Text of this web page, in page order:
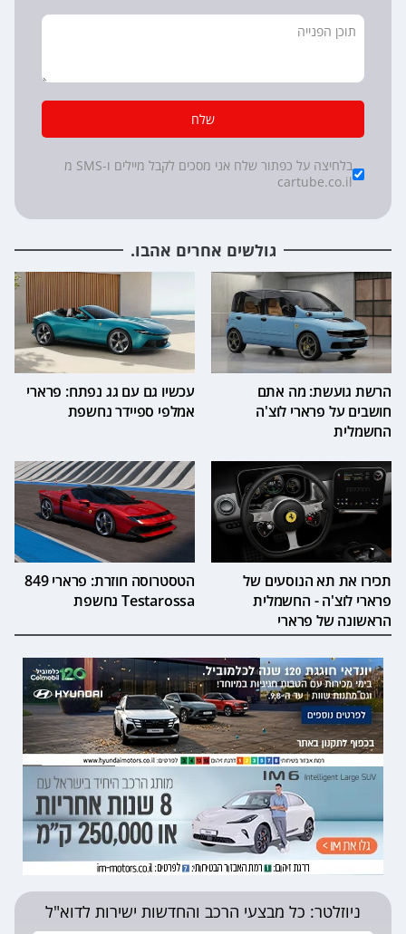
שלח
Checkboxes
*
בלחיצה על כפתור שלח אני מסכים לקבל מיילים ו-SMS מ
cartube.co.il
גולשים אחרים אהבו.
הרשת גועשת: מה אתם
חושבים על פרארי לוצ'ה
החשמלית
עכשיו גם עם גג נפתח: פרארי
אמלפי ספיידר נחשפת
תכירו את תא הנוסעים של
פרארי לוצ'ה - החשמלית
הראשונה של פרארי
הטסטרוסה חוזרת: פרארי 849
Testarossa נחשפת
ניוזלטר: כל מבצעי הרכב והחדשות ישירות לדוא"ל